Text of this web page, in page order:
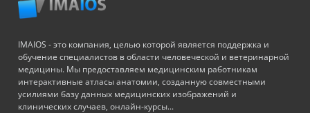
IMAIOS - это компания, целью которой является поддержка и
обучение специалистов в области человеческой и ветеринарной
медицины. Мы предоставляем медицинским работникам
интерактивные атласы анатомии, созданную совместными
усилиями базу данных медицинских изображений и
клинических случаев, онлайн-курсы...